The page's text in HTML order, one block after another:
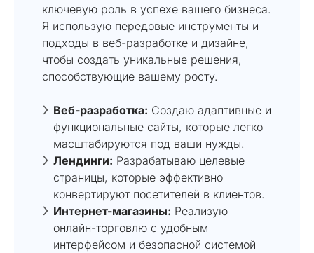
ключевую роль в успехе вашего бизнеса.
Я использую передовые инструменты и
подходы в веб-разработке и дизайне,
чтобы создать уникальные решения,
способствующие вашему росту.
Веб-разработка: Создаю адаптивные и
функциональные сайты, которые легко
масштабируются под ваши нужды.
Лендинги: Разрабатываю целевые
страницы, которые эффективно
конвертируют посетителей в клиентов.
Интернет-магазины: Реализую
онлайн-торговлю с удобным
интерфейсом и безопасной системой